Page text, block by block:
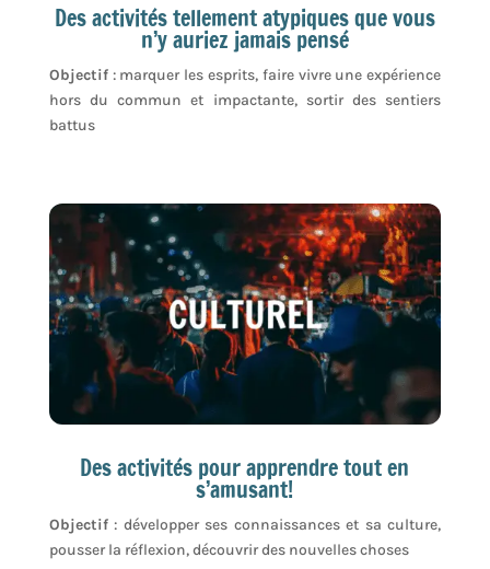
Des activités tellement atypiques que vous
n’y auriez jamais pensé
Objectif: marquer les esprits, faire vivre une expérience
hors du commun et impactante, sortir des sentiers
battus
Des activités pour apprendre tout en
s’amusant!
Objectif: développer ses connaissances et sa culture,
pousser la réflexion, découvrir des nouvelles choses